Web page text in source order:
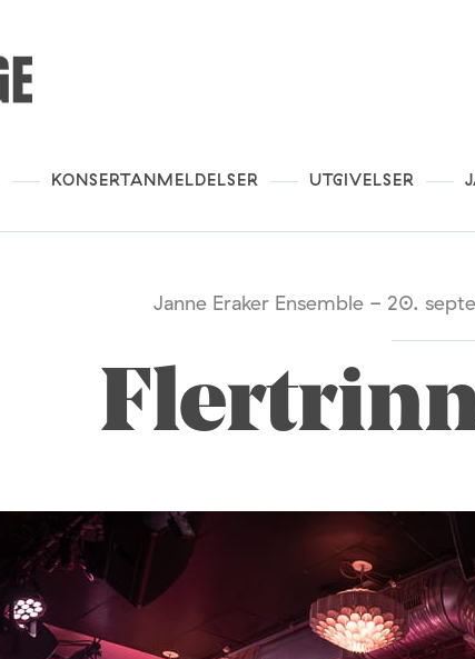
KONSERTANMELDELSER UTGIVELSER
Janne Eraker Ensemble - 20.